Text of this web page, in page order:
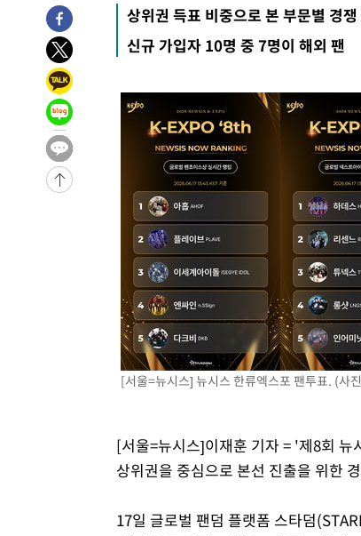
4시간 전 >
내일까지 39도 '펄펄'…기상청 "태풍 지나며 폭염 잠
-23925초 전 >
'월드컵 탈락 후폭풍' 축구협회…11시간 걸린 초유
-23361초 전 >
[속보] 뉴욕증시, 혼조 출발…나스닥 0.3%↓, 다
-22154초 전 >
-20839초 전 >
경찰, '홍명보는 2순위' 결론냈던 스포츠윤리센터
-6435초 전 >
[속보]합참 "北 발사체는 단거리탄도미사일…감시
-6183초 전 >
日방위성, 北이 동해로 쏜 발사체는 탄도미사일 가
-4613초 전 >
[속보] SKT, 에이닷 서비스 장애 발생…"원인 파
[속보]합참 "북, 동해상으로 미상 발사체 발사"
'낮 최고 39도' 불볕더위…한밤 열대야도 계속[내일
[속보]7~9일 프로야구 3연전도 폭염 취소…11일
"韓 외환시장 개입 관측 배경엔 美의 대한국 무역
'월드컵 탈락 후폭풍' 축구협회…초유의 압수수색
서울 낮 37.9도, 올여름 최고치 경신…영등포 순
[속보]종합특검, 대검 추가 압수수색…내란 중요임
[속보]코스닥, 800p 회복…0.26% 오른 801.67 마감
"여기 떨어졌다"…다누리, 스페이스X 로켓 달 충돌
손흥민, 5경기 연속골 실패…LAFC는 승부차기 끝 과
상위권 득표 비중으로 본 부문별 경쟁
신규 가입자 10명 중 7명이 해외 팬
[서울=뉴시스] 뉴시스 한류엑스포 팬투표. (사
[서울=뉴시스]이재훈 기자 = '제8회
상위권을 중심으로 본선 진출을 위한
17일 글로벌 팬덤 플랫폼 스타덤